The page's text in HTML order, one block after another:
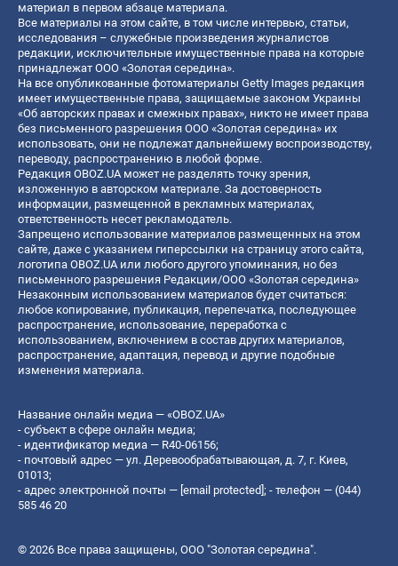
материал в первом абзаце материала.
Все материалы на этом сайте, в том числе интервью, статьи,
исследования – служебные произведения журналистов
редакции, исключительные имущественные права на которые
принадлежат ООО «Золотая середина».
На все опубликованные фотоматериалы Getty Images редакция
имеет имущественные права, защищаемые законом Украины
«Об авторских правах и смежных правах», никто не имеет права
без письменного разрешения ООО «Золотая середина» их
использовать, они не подлежат дальнейшему воспроизводству,
переводу, распространению в любой форме.
Редакция OBOZ.UA может не разделять точку зрения,
изложенную в авторском материале. За достоверность
информации, размещенной в рекламных материалах,
ответственность несет рекламодатель.
Запрещено использование материалов размещенных на этом
сайте, даже с указанием гиперссылки на страницу этого сайта,
логотипа OBOZ.UA или любого другого упоминания, но без
письменного разрешения Редакции/ООО «Золотая середина»
Незаконным использованием материалов будет считаться:
любое копирование, публикация, перепечатка, последующее
распространение, использование, переработка с
использованием, включением в состав других материалов,
распространение, адаптация, перевод и другие подобные
изменения материала.
Название онлайн медиа — «OBOZ.UA»
- субъект в сфере онлайн медиа;
- идентификатор медиа — R40-06156;
- почтовый адрес — ул. Деревообрабатывающая, д. 7, г. Киев,
01013;
- адрес электронной почты — [email protected]; - телефон — (044)
585 46 20
© 2026 Все права защищены, ООО "Золотая середина".